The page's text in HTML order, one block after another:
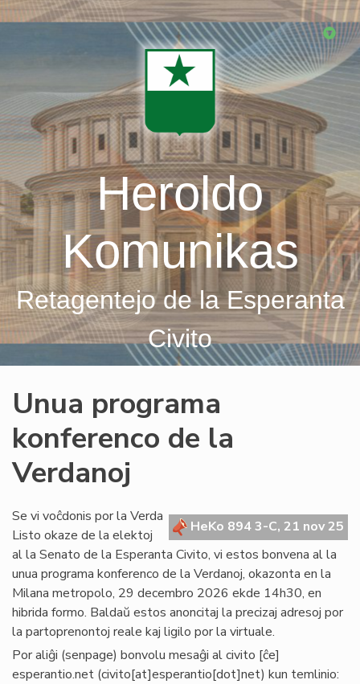
Skip
Heroldo
Komunikas
Retagentejo de la Esperanta
Civito
Unua programa
konferenco de la
Verdanoj
HeKo 894 3-C, 21 nov 25
Se vi voĉdonis por la Verda
Listo okaze de la elektoj
al la Senato de la Esperanta Civito, vi estos bonvena al la
unua programa konferenco de la Verdanoj, okazonta en la
Milana metropolo, 29 decembro 2026 ekde 14h30, en
hibrida formo. Baldaŭ estos anoncitaj la precizaj adresoj por
la partoprenontoj reale kaj ligilo por la virtuale.
Por aliĝi (senpage) bonvolu mesaĝi alcivito [ĉe]
esperantio.net (civito[at]esperantio[dot]net) kun temlinio: